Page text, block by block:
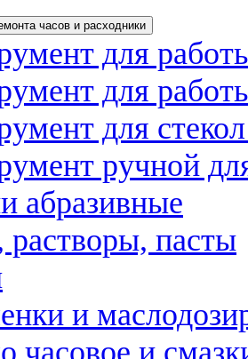
часов и расходники
для
для
для
ручной
абразивные
растворы, пасты
и
часовое и